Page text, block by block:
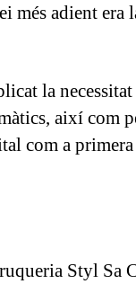
més adient era
la
així com
com a
Styl Sa